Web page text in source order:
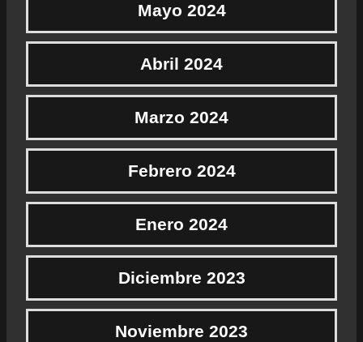
Mayo 2024
Abril 2024
Marzo 2024
Febrero 2024
Enero 2024
Diciembre 2023
Noviembre 2023